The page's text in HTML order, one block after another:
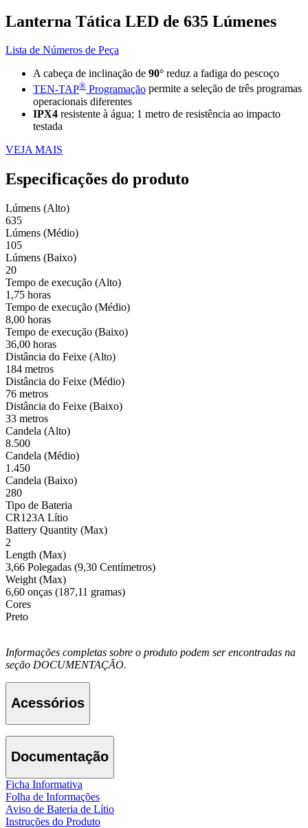
Lanterna Tática LED de 635 Lúmenes
Lista de Números de Peça
A cabeça de inclinação de 90° reduz a fadiga do pescoço
TEN-TAP® Programação permite a seleção de três programas
operacionais diferentes
IPX4 resistente à água; 1 metro de resistência ao impacto
testada
VEJA MAIS
Especificações do produto
Lúmens (Alto)
635
Lúmens (Médio)
105
Lúmens (Baixo)
20
Tempo de execução (Alto)
1,75 horas
Tempo de execução (Médio)
8,00 horas
Tempo de execução (Baixo)
36,00 horas
Distância do Feixe (Alto)
184 metros
Distância do Feixe (Médio)
76 metros
Distância do Feixe (Baixo)
33 metros
Candela (Alto)
8.500
Candela (Médio)
1.450
Candela (Baixo)
280
Tipo de Bateria
CR123A Lítio
Battery Quantity (Max)
2
Length (Max)
3,66 Polegadas (9,30 Centímetros)
Weight (Max)
6,60 onças (187,11 gramas)
Cores
Preto
Informações completas sobre o produto podem ser encontradas na
seção DOCUMENTAÇÃO.
Acessórios
Documentação
Ficha Informativa
Folha de Informações
Aviso de Bateria de Lítio
Instruções do Produto